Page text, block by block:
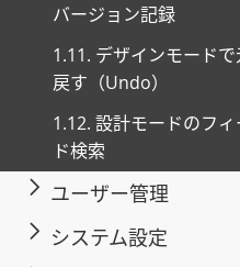
バージョン記録
1.11. デザインモードで
戻す（Undo）
1.12. 設計モードのフィ
ド検索
ユーザー管理
システム設定